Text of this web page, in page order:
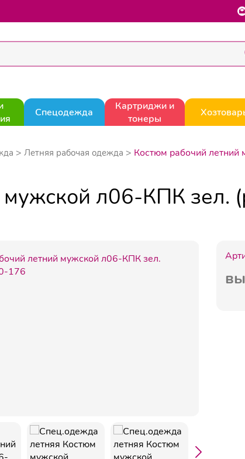
Спецодежда
Картриджи и
тонеры
Летняя рабочая одежда Костюм рабочий
мужской л06-КПК зел.